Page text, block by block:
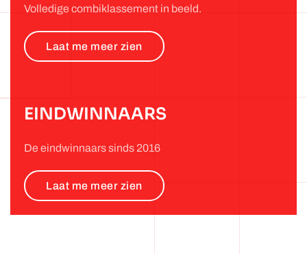
Volledige combiklassement in beeld.
Laat me meer zien
EINDWINNAARS
De eindwinnaars sinds 2016
Laat me meer zien